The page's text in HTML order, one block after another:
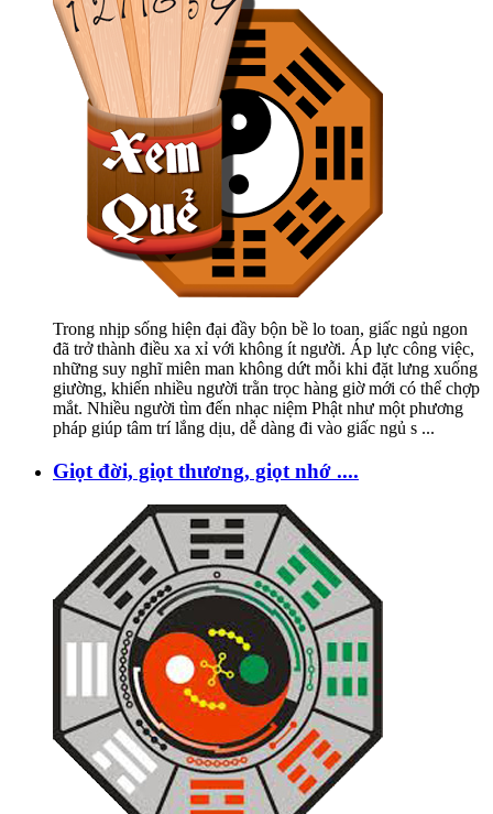
Trong nhịp sống hiện đại đầy bộn bề lo toan, giấc ngủ ngon
đã trở thành điều xa xỉ với không ít người. Áp lực công việc,
những suy nghĩ miên man không dứt mỗi khi đặt lưng xuống
giường, khiến nhiều người trằn trọc hàng giờ mới có thể chợp
mắt. Nhiều người tìm đến nhạc niệm Phật như một phương
pháp giúp tâm trí lắng dịu, dễ dàng đi vào giấc ngủ s ...
Giọt đời, giọt thương, giọt nhớ ....